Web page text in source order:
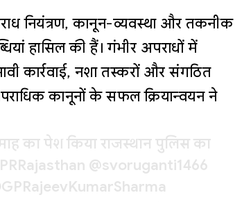
नियंत्रण, कानून-व्यवस्था और तकनीक
हासिल की हैं। गंभीर अपराधों में
कार्रवाई, नशा तस्करों और संगठित
कानूनों के सफल क्रियान्वयन ने
माह का पेश किया राजस्थान पुलिस का
@svoruganti1466